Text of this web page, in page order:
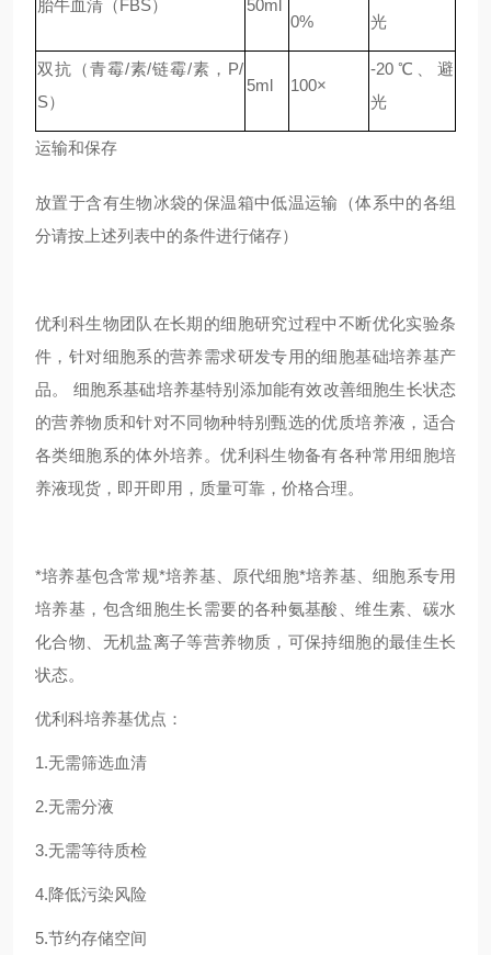
胎牛血清（FBS）
50ml
0%
光
双抗（青霉/素/链霉/素，P/
S）
5ml 100×
-20℃、避
光
运输和保存
放置于含有生物冰袋的保温箱中低温运输（体系中的各组
分请按上述列表中的条件进行储存）
优利科生物团队在长期的细胞研究过程中不断优化实验条
件，针对细胞系的营养需求研发专用的细胞基础培养基产
品。 细胞系基础培养基特别添加能有效改善细胞生长状态
的营养物质和针对不同物种特别甄选的优质培养液，适合
各类细胞系的体外培养。优利科生物备有各种常用细胞培
养液现货，即开即用，质量可靠，价格合理。
*培养基包含常规*培养基、原代细胞*培养基、细胞系专用
培养基，包含细胞生长需要的各种氨基酸、维生素、碳水
化合物、无机盐离子等营养物质，可保持细胞的最佳生长
状态。
优利科培养基优点：
1.无需筛选血清
2.无需分液
3.无需等待质检
4.降低污染风险
5.节约存储空间